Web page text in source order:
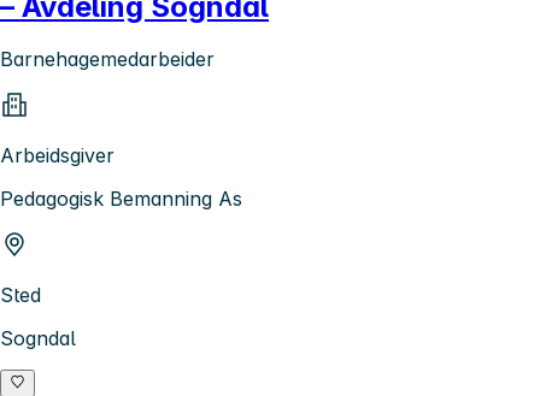
Barnehagemedarbeider
Arbeidsgiver
Pedagogisk Bemanning As
Sted
Sogndal